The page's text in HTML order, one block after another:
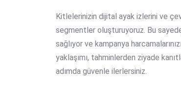
Kitlelerinizin dijital ayak izlerini ve
segmentler oluşturuyoruz. Bu
sağlıyor ve kampanya
yaklaşımı, tahminlerden ziyade
adımda güvenle ilerlersiniz.